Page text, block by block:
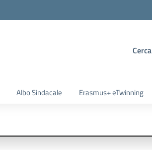
Cerca
Albo Sindacale Erasmus+ eTwinning